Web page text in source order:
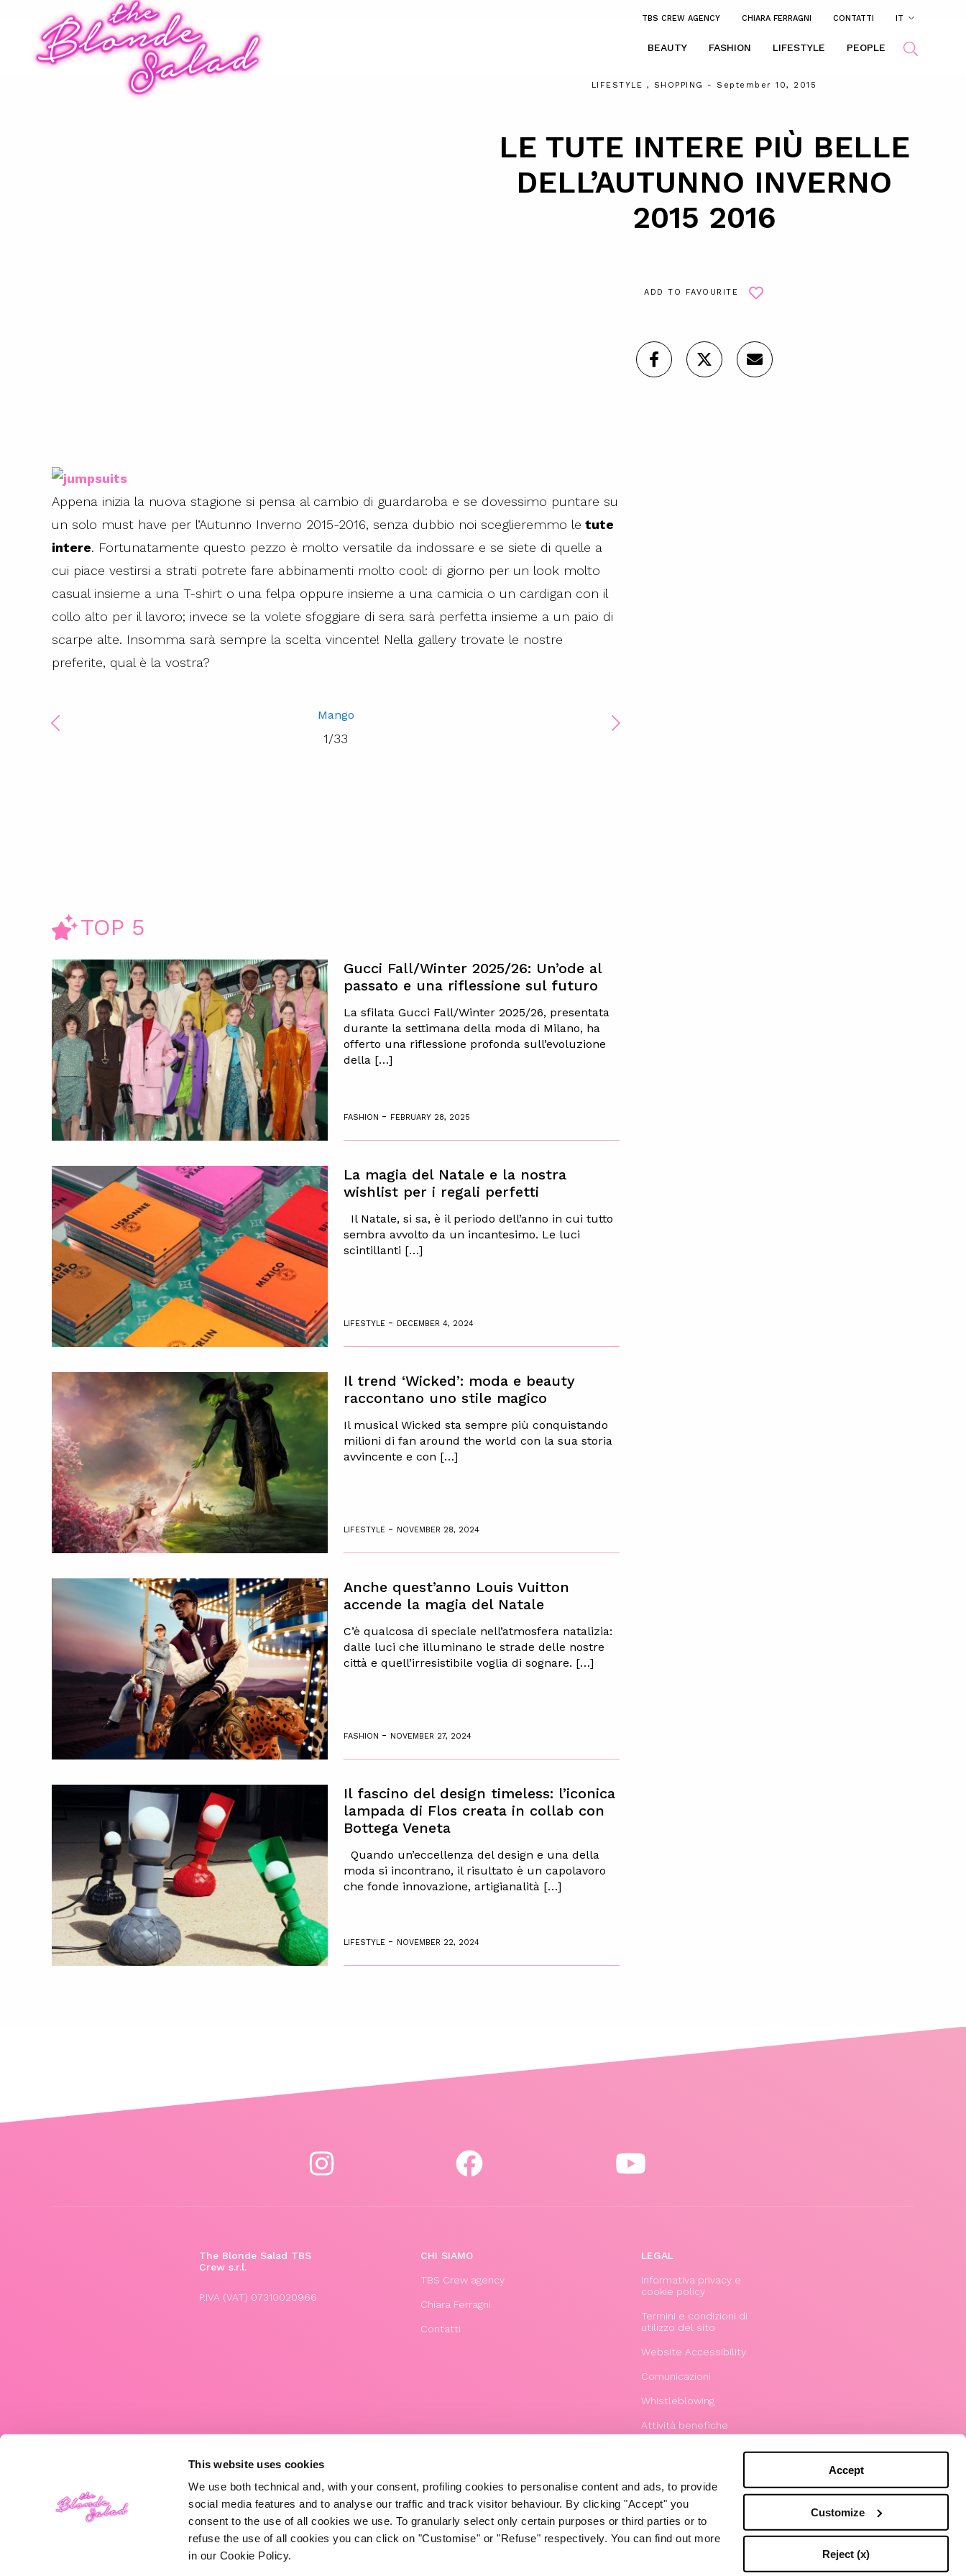
This website uses cookies
We use both technical and, with your consent, profiling cookies to personalise content and ads, to provide
social media features and to analyse our traffic and track visitor behaviour. By clicking "Accept" you
consent to the use of all cookies we use. To granularly select only certain purposes or third parties or to
refuse the use of all cookies you can click on "Customise" or "Refuse" respectively. You can find out more
in our Cookie Policy.
Accept
Customize
Reject (x)
TBS CREW AGENCY CHIARA FERRAGNI CONTATTI IT
BEAUTY FASHION LIFESTYLE PEOPLE
LIFESTYLE , SHOPPING - September 10, 2015
LE TUTE INTERE PIÙ BELLE
DELL’AUTUNNO INVERNO
2015 2016
ADD TO FAVOURITE
Appena inizia la nuova stagione si pensa al cambio di guardaroba e se dovessimo puntare su
un solo must have per l’Autunno Inverno 2015-2016, senza dubbio noi sceglieremmo le tute
intere. Fortunatamente questo pezzo è molto versatile da indossare e se siete di quelle a
cui piace vestirsi a strati potrete fare abbinamenti molto cool: di giorno per un look molto
casual insieme a una T-shirt o una felpa oppure insieme a una camicia o un cardigan con il
collo alto per il lavoro; invece se la volete sfoggiare di sera sarà perfetta insieme a un paio di
scarpe alte. Insomma sarà sempre la scelta vincente! Nella gallery trovate le nostre
preferite, qual è la vostra?
Mango
1/33
TOP 5
Gucci Fall/Winter 2025/26: Un’ode al
passato e una riflessione sul futuro
La sfilata Gucci Fall/Winter 2025/26, presentata
durante la settimana della moda di Milano, ha
offerto una riflessione profonda sull’evoluzione
della […]
FASHION - FEBRUARY 28, 2025
La magia del Natale e la nostra
wishlist per i regali perfetti
Il Natale, si sa, è il periodo dell’anno in cui tutto
sembra avvolto da un incantesimo. Le luci
scintillanti […]
LIFESTYLE - DECEMBER 4, 2024
Il trend ‘Wicked’: moda e beauty
raccontano uno stile magico
Il musical Wicked sta sempre più conquistando
milioni di fan around the world con la sua storia
avvincente e con […]
LIFESTYLE - NOVEMBER 28, 2024
Anche quest’anno Louis Vuitton
accende la magia del Natale
C’è qualcosa di speciale nell’atmosfera natalizia:
dalle luci che illuminano le strade delle nostre
città e quell’irresistibile voglia di sognare. […]
FASHION - NOVEMBER 27, 2024
Il fascino del design timeless: l’iconica
lampada di Flos creata in collab con
Bottega Veneta
Quando un’eccellenza del design e una della
moda si incontrano, il risultato è un capolavoro
che fonde innovazione, artigianalità […]
LIFESTYLE - NOVEMBER 22, 2024
The Blonde Salad TBS
Crew s.r.l.
P.IVA (VAT) 07310020966
CHI SIAMO
TBS Crew agency
Chiara Ferragni
Contatti
LEGAL
Informativa privacy e
cookie policy
Termini e condizioni di
utilizzo del sito
Website Accessibility
Comunicazioni
Whistleblowing
Attività benefiche